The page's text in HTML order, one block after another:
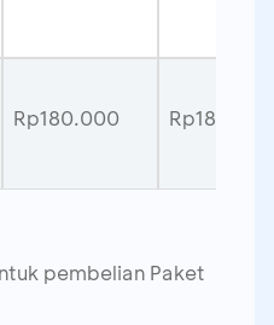
Rp180.000 Rp18.000
pembelian Paket